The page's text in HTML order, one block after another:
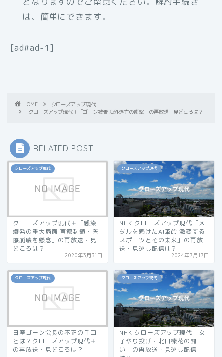
は、簡単にできます。
[ad#ad-1]
HOME
クローズアップ現代
クローズアップ現代＋「ゴーン被告 海外逃亡の衝撃」の再放送・見どころは？
RELATED POST
クローズアップ現代
クローズアップ現代＋「感染
爆発の重大局面 首都封鎖・医
療崩壊を懸念」の再放送・見
どころは？
2020年3月31日
クローズアップ現代
NHK クローズアップ現代「メ
ダルを懸けたAI革命 激変する
スポーツとその未来」の再放
送・見逃し配信は？
2024年7月17日
クローズアップ現代
日産ゴーン会長の不正の手口
とは？クローズアップ現代＋
の再放送・見どころは？
クローズアップ現代
NHK クローズアップ現代「女
子やり投げ・北口榛花の闘
い」の再放送・見逃し配信